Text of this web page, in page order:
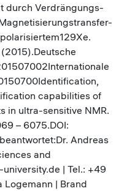
durch Verdrängungs-
capabilities of
in ultra-sensitive NMR.
– 6075.DOI:
Andreas
and
| Tel.: +49
| Brand